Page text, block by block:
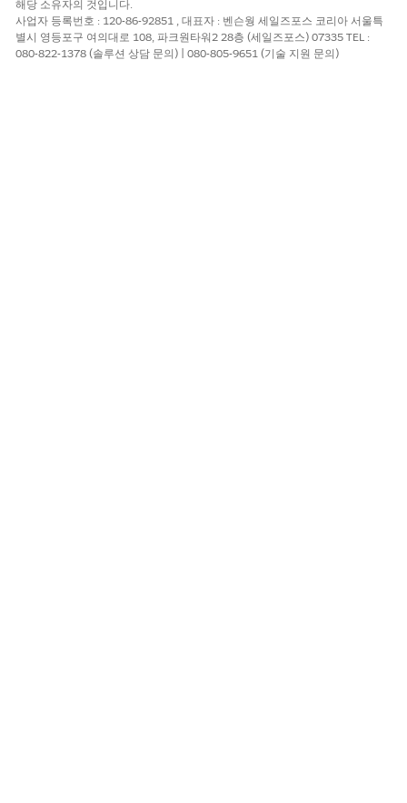
해당 소유자의 것입니다.
사업자 등록번호 : 120-86-92851 , 대표자 : 벤슨웡 세일즈포스 코리아 서울특
별시 영등포구 여의대로 108, 파크원타워2 28층 (세일즈포스) 07335 TEL :
080-822-1378 (솔루션 상담 문의) | 080-805-9651 (기술 지원 문의)